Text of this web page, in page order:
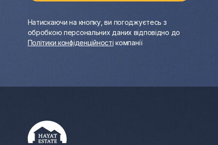
Натискаючи на кнопку, ви погоджуєтесь з
обробкою персональних даних відповідно до
Політики конфіденційності компанії